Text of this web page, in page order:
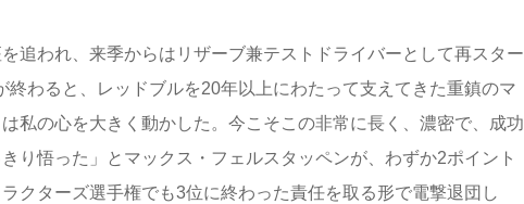
追われ、来季からはリザーブ兼テストドライバーとして再スター
終わると、レッドブルを20年以上にわたって支えてきた重鎮のマ
私の心を大きく動かした。今こそこの非常に長く、濃密で、成功
り悟った」とマックス・フェルスタッペンが、わずか2ポイント
クターズ選手権でも3位に終わった責任を取る形で電撃退団し